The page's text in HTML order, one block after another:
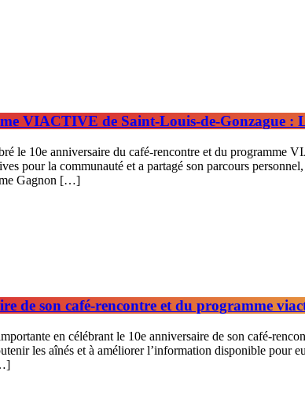
VIACTIVE de Saint-Louis-de-Gonzague :
le 10e anniversaire du café-rencontre et du programme
pour la communauté et a partagé son parcours
Gagnon […]
de son café-rencontre et du programme
en célébrant le 10e anniversaire de son café-
les aînés et à améliorer l’information disponible pour